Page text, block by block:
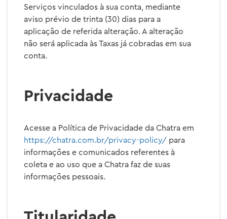
Serviços vinculados à sua conta, mediante
aviso prévio de trinta (30) dias para a
aplicação de referida alteração. A alteração
não será aplicada às Taxas já cobradas em sua
conta.
Privacidade
Acesse a Política de Privacidade da Chatra em
https://chatra.com.br/privacy-policy/ para
informações e comunicados referentes à
coleta e ao uso que a Chatra faz de suas
informações pessoais.